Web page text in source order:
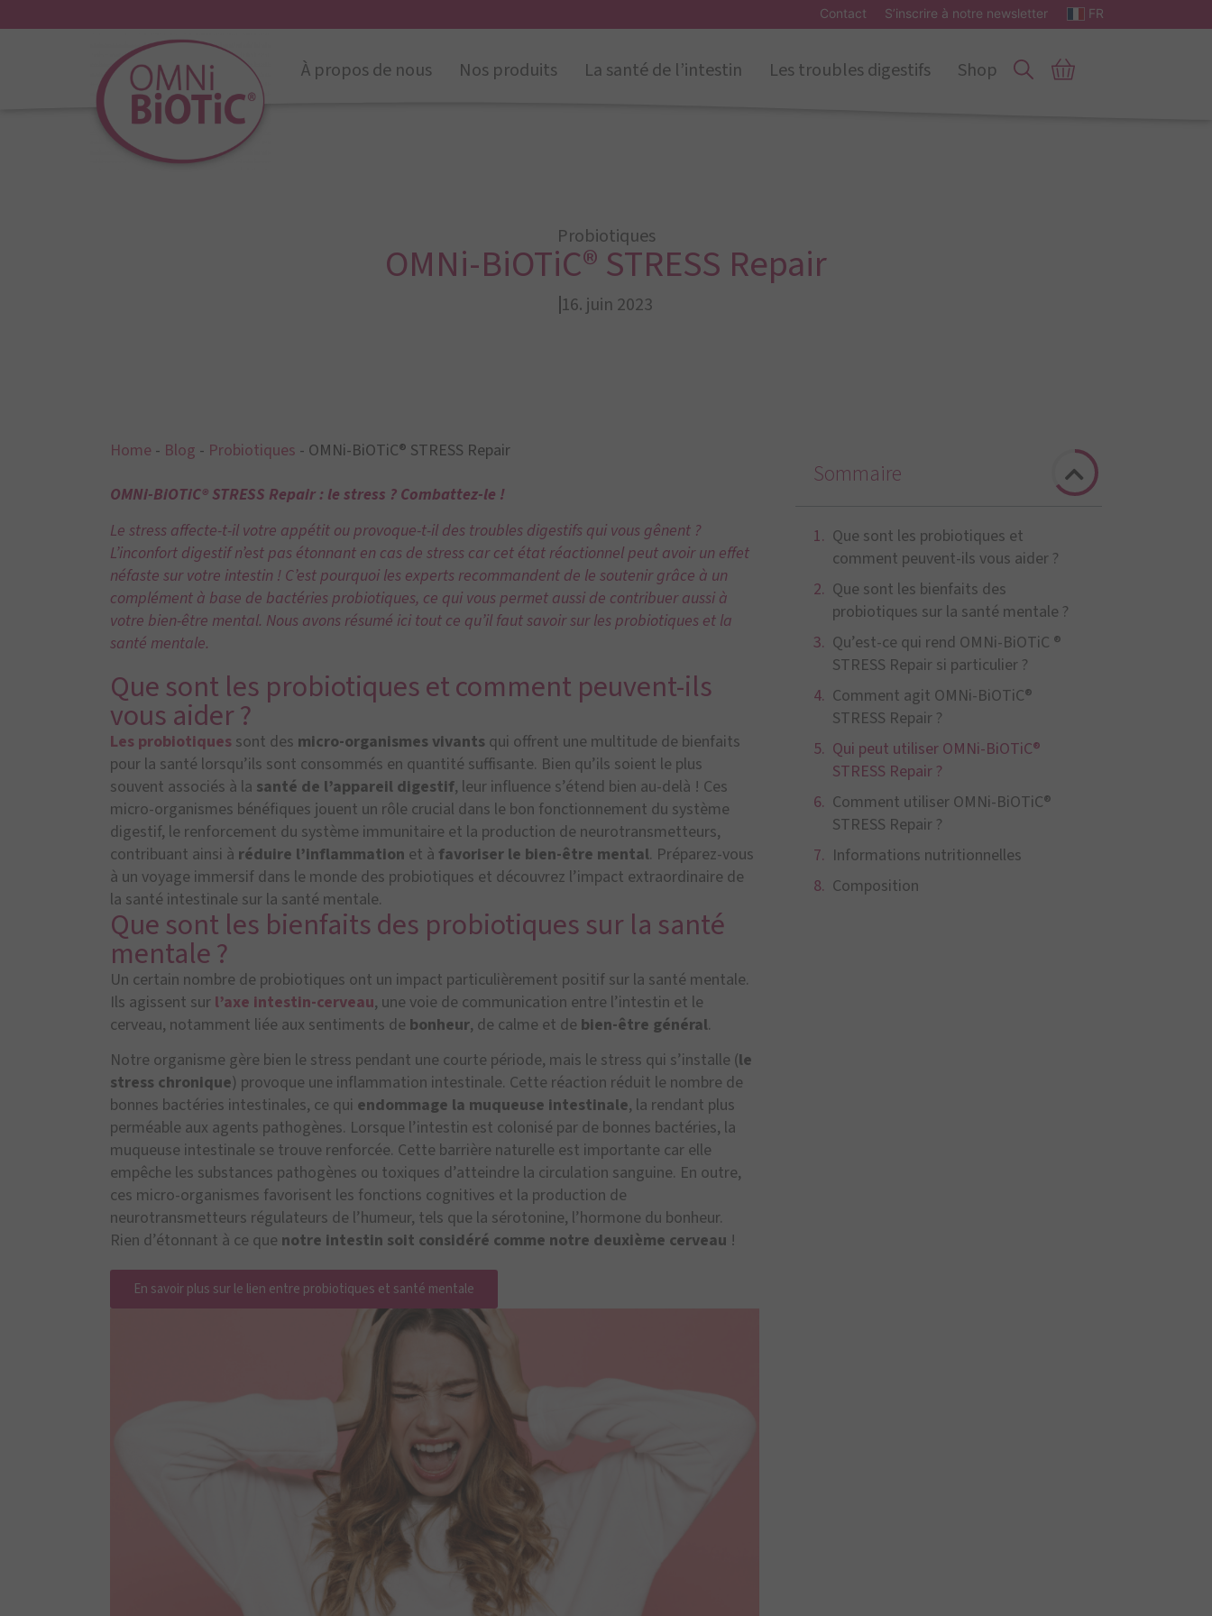
Contact S’inscrire à notre newsletter FR
À propos de nous Nos produits La santé de l’intestin Les troubles digestifs Shop
Probiotiques
OMNi-BiOTiC® STRESS Repair
16. juin 2023
Home - Blog - Probiotiques - OMNi-BiOTiC® STRESS Repair
OMNi-BiOTiC® STRESS Repair : le stress ? Combattez-le !
Le stress affecte-t-il votre appétit ou provoque-t-il des troubles digestifs qui vous gênent ?
L’inconfort digestif n’est pas étonnant en cas de stress car cet état réactionnel peut avoir un effet
néfaste sur votre intestin ! C’est pourquoi les experts recommandent de le soutenir grâce à un
complément à base de bactéries probiotiques, ce qui vous permet aussi de contribuer aussi à
votre bien-être mental. Nous avons résumé ici tout ce qu’il faut savoir sur les probiotiques et la
santé mentale.
Que sont les probiotiques et comment peuvent-ils
vous aider ?
Les probiotiques sont des micro-organismes vivants qui offrent une multitude de bienfaits
pour la santé lorsqu’ils sont consommés en quantité suffisante. Bien qu’ils soient le plus
souvent associés à la santé de l’appareil digestif, leur influence s’étend bien au-delà ! Ces
micro-organismes bénéfiques jouent un rôle crucial dans le bon fonctionnement du système
digestif, le renforcement du système immunitaire et la production de neurotransmetteurs,
contribuant ainsi à réduire l’inflammation et à favoriser le bien-être mental. Préparez-vous
à un voyage immersif dans le monde des probiotiques et découvrez l’impact extraordinaire de
la santé intestinale sur la santé mentale.
Que sont les bienfaits des probiotiques sur la santé
mentale ?
Un certain nombre de probiotiques ont un impact particulièrement positif sur la santé mentale.
Ils agissent sur l’axe intestin-cerveau, une voie de communication entre l’intestin et le
cerveau, notamment liée aux sentiments de bonheur, de calme et de bien-être général.
Notre organisme gère bien le stress pendant une courte période, mais le stress qui s’installe (le
stress chronique) provoque une inflammation intestinale. Cette réaction réduit le nombre de
bonnes bactéries intestinales, ce qui endommage la muqueuse intestinale, la rendant plus
perméable aux agents pathogènes. Lorsque l’intestin est colonisé par de bonnes bactéries, la
muqueuse intestinale se trouve renforcée. Cette barrière naturelle est importante car elle
empêche les substances pathogènes ou toxiques d’atteindre la circulation sanguine. En outre,
ces micro-organismes favorisent les fonctions cognitives et la production de
neurotransmetteurs régulateurs de l’humeur, tels que la sérotonine, l’hormone du bonheur.
Rien d’étonnant à ce que notre intestin soit considéré comme notre deuxième cerveau !
En savoir plus sur le lien entre probiotiques et santé mentale
Sommaire
Que sont les probiotiques et
comment peuvent-ils vous aider ?
Que sont les bienfaits des
probiotiques sur la santé mentale ?
Qu’est-ce qui rend OMNi-BiOTiC ®
STRESS Repair si particulier ?
Comment agit OMNi-BiOTiC®
STRESS Repair ?
Qui peut utiliser OMNi-BiOTiC®
STRESS Repair ?
Comment utiliser OMNi-BiOTiC®
STRESS Repair ?
Informations nutritionnelles
Composition